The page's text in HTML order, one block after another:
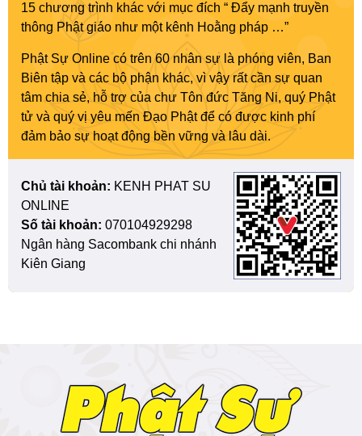
15 chương trình khác với mục đích “ Đẩy mạnh truyền
thông Phật giáo như một kênh Hoằng pháp …”
Phật Sự Online có trên 60 nhân sự là phóng viên, Ban
Biên tập và các bộ phận khác, vì vậy rất cần sự quan
tâm chia sẻ, hỗ trợ của chư Tôn đức Tăng Ni, quý Phật
tử và quý vị yêu mến Đạo Phật để có được kinh phí
đảm bảo sự hoạt động bền vững và lâu dài.
Chủ tài khoản: KENH PHAT SU
ONLINE
Số tài khoản: 070104929298
Ngân hàng Sacombank chi nhánh
Kiên Giang